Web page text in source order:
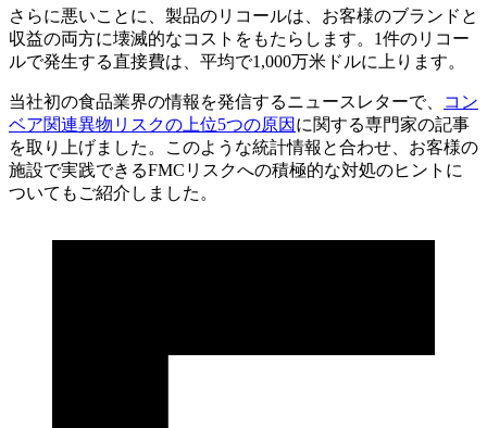
さらに悪いことに、製品のリコールは、お客様のブランドと
収益の両方に壊滅的なコストをもたらします。1件のリコー
ルで発生する直接費は、平均で1,000万米ドルに上ります。
当社初の食品業界の情報を発信するニュースレターで、
コン
ベア関連異物リスクの上位5つの原因 に関する専門家の記事
を取り上げました。このような統計情報と合わせ、お客様の
施設で実践できるFMCリスクへの積極的な対処のヒントに
ついてもご紹介しました。